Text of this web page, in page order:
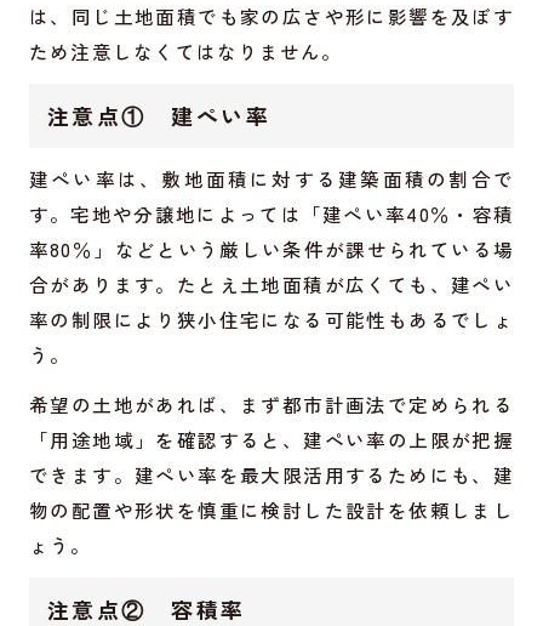
は、同じ土地面積でも家の広さや形に影響を及ぼす
ため注意しなくてはなりません。
注意点① 建ぺい率
建ぺい率は、敷地面積に対する建築面積の割合で
す。宅地や分譲地によっては「建ぺい率40％・容積
率80％」などという厳しい条件が課せられている場
合があります。たとえ土地面積が広くても、建ぺい
率の制限により狭小住宅になる可能性もあるでしょ
う。
希望の土地があれば、まず都市計画法で定められる
「用途地域」を確認すると、建ぺい率の上限が把握
できます。建ぺい率を最大限活用するためにも、建
物の配置や形状を慎重に検討した設計を依頼しまし
ょう。
注意点② 容積率